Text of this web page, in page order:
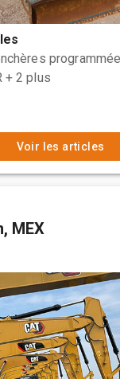
programmée
+ 2 plus
Voir les articles
MEX